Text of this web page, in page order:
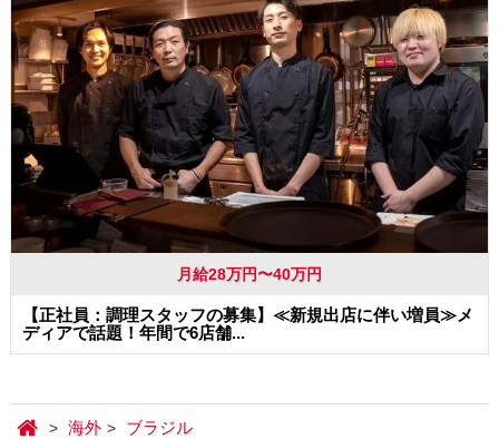
月給28万円〜40万円
【正社員：調理スタッフの募集】≪新規出店に伴い増員≫メ
ディアで話題！年間で6店舗...
海外 ブラジル